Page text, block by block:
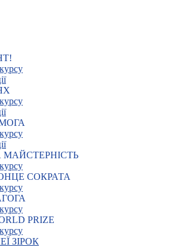
МАЙСТЕРНІСТЬ
СОКРАТА
PRIZE
ЗІРОК